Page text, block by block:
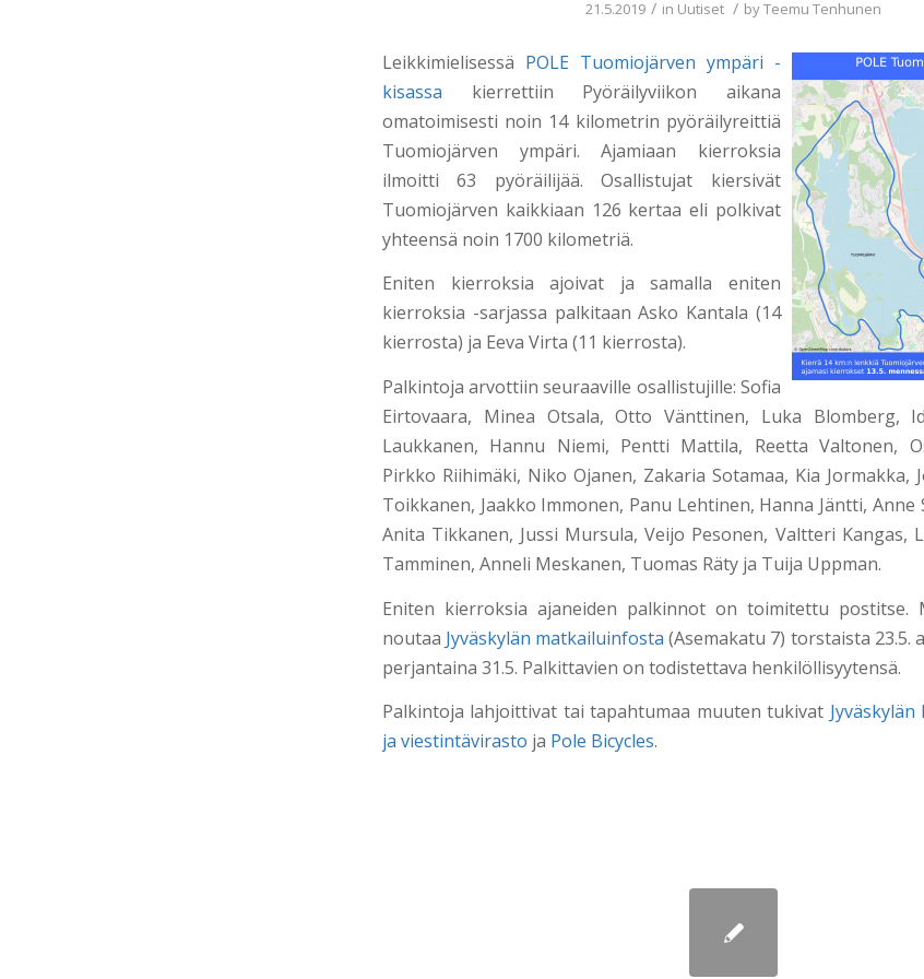
21.5.2019 / in Uutiset / byTeemu Tenhunen
Leikkimielisessä POLE Tuomiojärven ympäri -
kisassa kierrettiin Pyöräilyviikon aikana
omatoimisesti noin 14 kilometrin pyöräilyreittiä
Tuomiojärven ympäri. Ajamiaan kierroksia
ilmoitti 63 pyöräilijää. Osallistujat kiersivät
Tuomiojärven kaikkiaan 126 kertaa eli polkivat
yhteensä noin 1700 kilometriä.
Eniten kierroksia ajoivat ja samalla eniten
kierroksia -sarjassa palkitaan Asko Kantala (14
kierrosta) ja Eeva Virta (11 kierrosta).
Palkintoja arvottiin seuraaville osallistujille: Sofia
Eirtovaara, Minea Otsala, Otto Vänttinen, Luka Blomberg,
Laukkanen, Hannu Niemi, Pentti Mattila, Reetta Valtonen,
Pirkko Riihimäki, Niko Ojanen, Zakaria Sotamaa, Kia Jormakka,
Toikkanen, Jaakko Immonen, Panu Lehtinen, Hanna Jäntti, Anne
Anita Tikkanen, Jussi Mursula, Veijo Pesonen, Valtteri Kangas,
Tamminen, Anneli Meskanen, Tuomas Räty ja Tuija Uppman.
Eniten kierroksia ajaneiden palkinnot on toimitettu postitse.
noutaa Jyväskylän matkailuinfosta (Asemakatu 7) torstaista 23.5.
perjantaina 31.5. Palkittavien on todistettava henkilöllisyytensä.
Palkintoja lahjoittivat tai tapahtumaa muuten tukivat
ja viestintävirasto ja Pole Bicycles.